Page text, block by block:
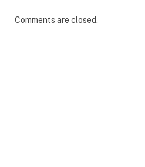
Comments are closed.